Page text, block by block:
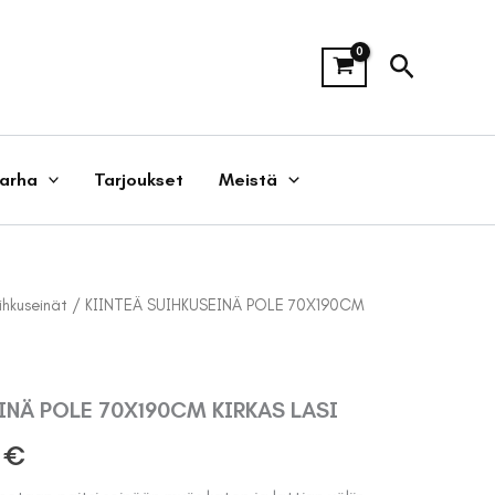
Hae
Tarjoukset Meistä
/ KIINTEÄ SUIHKUSEINÄ POLE 70X190CM
POLE 70X190CM KIRKAS LASI
€